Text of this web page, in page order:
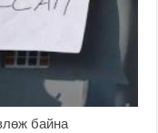
байна